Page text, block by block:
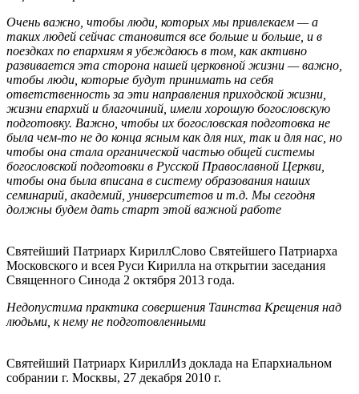
Очень важно, чтобы люди, которых мы привлекаем — а
таких людей сейчас становится все больше и больше, и в
поездках по епархиям я убеждаюсь в том, как активно
развивается эта сторона нашей церковной жизни — важно,
чтобы люди, которые будут принимать на себя
ответственность за эти направления приходской жизни,
жизни епархий и благочиний, имели хорошую богословскую
подготовку. Важно, чтобы их богословская подготовка не
была чем-то не до конца ясным как для них, так и для нас, но
чтобы она стала органической частью общей системы
богословской подготовки в Русской Православной Церкви,
чтобы она была вписана в систему образования наших
семинарий, академий, университетов и т.д. Мы сегодня
должны будем дать старт этой важной работе
Святейший Патриарх КириллСлово Святейшего Патриарха
Московского и всея Руси Кирилла на открытии заседания
Священного Синода 2 октября 2013 года.
Недопустима практика совершения Таинства Крещения над
людьми, к нему не подготовленными
Святейший Патриарх КириллИз доклада на Епархиальном
собрании г. Москвы, 27 декабря 2010 г.